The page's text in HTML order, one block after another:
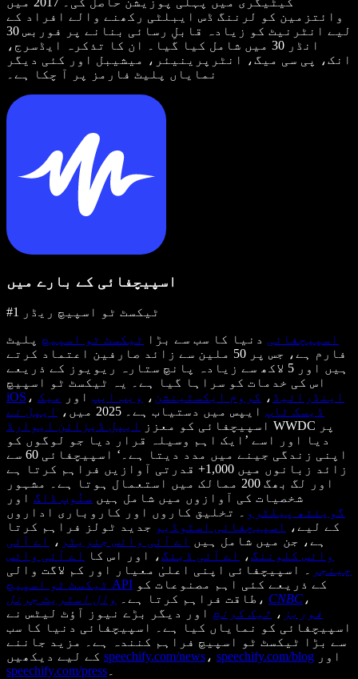
وائتزمین کو لرننگ ڈس ایبلٹی رکھنے والے افراد کے
لیے انٹرنیٹ کو زیادہ قابلِ رسائی بنانے پر فوربس 30
انڈر 30 میں شامل کیا گیا۔ ان کا تذکرہ ایڈسرج،
انک، پی سی میگ، انٹرپرینیئر، میشیبل اور کئی دیگر
نمایاں پلیٹ فارمز پر آ چکا ہے۔
اسپیچفائی کے بارے میں
#1 ٹیکسٹ ٹو اسپیچ ریڈر
اسپیچفائی دنیا کا سب سے بڑا ٹیکسٹ ٹو اسپیچ پلیٹ
فارم ہے، جس پر 50 ملین سے زائد صارفین اعتماد کرتے
ہیں اور 5 لاکھ سے زیادہ پانچ ستارہ ریویوز کے ذریعے
اس کی خدمات کو سراہا گیا ہے۔ یہ ٹیکسٹ ٹو اسپیچ
iOS ، اینڈرائیڈ ، کروم ایکسٹینشن ، ویب ایپ اور
میک
ڈیسک ٹاپ ایپس میں دستیاب ہے۔ 2025 میں،
ایپل نے
اسپیچفائی کو معزز
ایپل ڈیزائن ایوارڈ
WWDC پر
دیا اور اسے ’ایک اہم وسیلہ قرار دیا جو لوگوں کو
اپنی زندگی جینے میں مدد دیتا ہے۔‘ اسپیچفائی 60 سے
زائد زبانوں میں 1,000+ قدرتی آوازیں فراہم کرتا ہے
اور لگ بھگ 200 ممالک میں استعمال ہوتا ہے۔ مشہور
شخصیات کی آوازوں میں شامل ہیں سنُوپ ڈاگ اور
گوینتھ پیلٹرو
۔ تخلیق کاروں اور کاروباری اداروں
کے لیے،
اسپیچفائی اسٹوڈیو جدید ٹولز فراہم کرتا
ہے، جن میں شامل ہیں اے آئی وائس جنریٹر ،
اے آئی
وائس کلوننگ، اے آئی ڈبنگ، اور اس کا
اے آئی وائس
چینجر
۔ اسپیچفائی اپنی اعلیٰ معیار اور کم لاگت والی
ٹیکسٹ ٹو اسپیچ API
طاقت فراہم کرتا ہے۔
وال اسٹریٹ جرنل ، CNBC ،
فوربز ، ٹیک کرنچ اور دیگر بڑے نیوز آؤٹ لیٹس نے
اسپیچفائی کو نمایاں کیا ہے۔ اسپیچفائی دنیا کا سب
سے بڑا ٹیکسٹ ٹو اسپیچ فراہم کنندہ ہے۔ مزید جاننے
speechify.com/news ، speechify.com/blog اور
speechify.com/press